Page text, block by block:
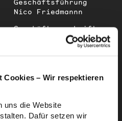
Cookies – Wir respektieren
uns die Website
Dafür setzen wir
Geschäftsführung
Nico Friedmannn
Geschäftsanschrift
Magdeburger Straße
Sitz der
Gesellschaft